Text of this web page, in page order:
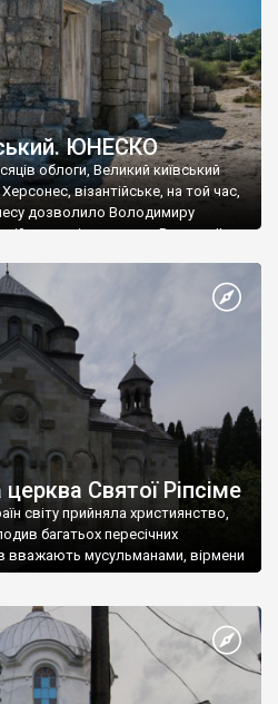
ЮНЕСКО
облоги, Великий київський
візантійське, на той час,
дозволило Володимиру
імператору Василю ІІ, та
став Василем-християнином.
На честь Херсонесу Таврійського
Святої Ріпсіме
світу прийняла християнство,
багатьох пересічних
вважають мусульманами, вірмени